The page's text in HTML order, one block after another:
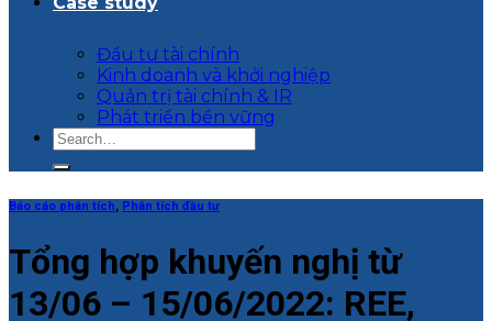
Đầu tư tài chính
Kinh doanh và khởi nghiệp
Quản trị tài chính & IR
Phát triển bền vững
Báo cáo phân tích, Phân tích đầu tư
Tổng hợp khuyến nghị từ
13/06 – 15/06/2022: REE,